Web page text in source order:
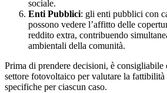
sociale.
Enti Pubblici: gli enti pubblici con
possono vedere l’affitto delle
reddito extra, contribuendo
ambientali della comunità.
Prima di prendere decisioni, è consigliabile
settore fotovoltaico per valutare la
specifiche per ciascun caso.